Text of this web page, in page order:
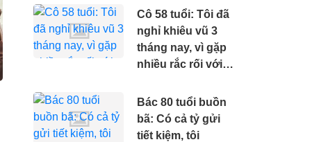
Cô 58 tuổi: Tôi đã
nghỉ khiêu vũ 3
tháng nay, vì gặp
nhiều rắc rối với
Bác 80 tuổi buồn
bã: Có cả tỷ gửi
tiết kiệm, tôi